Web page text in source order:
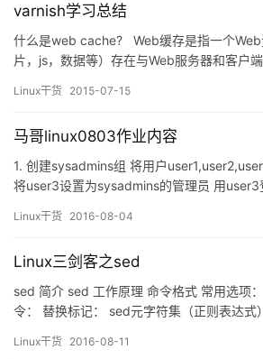
varnish学习总结
什么是web cache? Web缓存是指一个
片，js，数据等）存在与Web服务器和客户
来的时候，如果是相同的URL，缓存会根据
Linux干货 2015-07-15
马哥linux0803作业内容
1. 创建sysadmins组 将用户
将user3设置为sysadmins的管理员 用
所属组为sysadmins 删除user1…3 删除
Linux干货 2016-08-04
Linux三剑客之sed
sed 简介 sed 工作原理 命令格式 常用选项
令： 替换标记： sed元字符集（正则表达式
模式空间内容 追加（行下）：a\命令 插入（
Linux干货 2016-08-11